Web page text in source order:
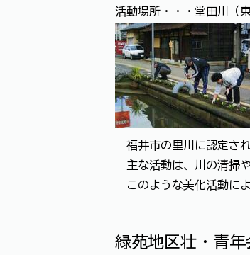
活動場所・・・堂田川（東
福井市の里川に認定さ
主な活動は、川の清掃
このような美化活動に
緑苑地区壮・青年